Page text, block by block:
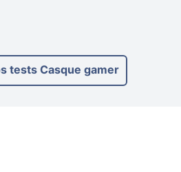
tests Casque gamer